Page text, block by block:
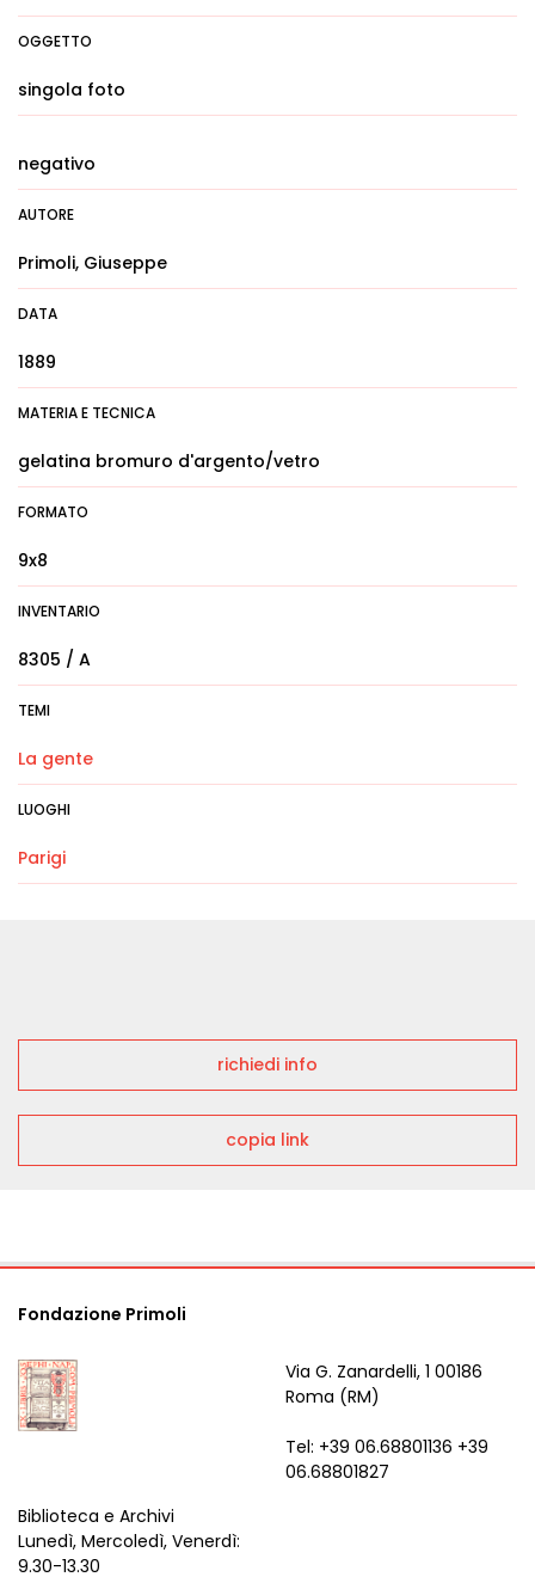
OGGETTO
singola foto
negativo
AUTORE
Primoli, Giuseppe
DATA
1889
MATERIA E TECNICA
gelatina bromuro d'argento/vetro
FORMATO
9x8
INVENTARIO
8305 / A
TEMI
La gente
LUOGHI
Parigi
richiedi info
copia link
Fondazione Primoli
Via G. Zanardelli, 1 00186
Roma (RM)
Tel: +39 06.68801136 +39
06.68801827
Biblioteca e Archivi
Lunedì, Mercoledì, Venerdì:
9.30-13.30